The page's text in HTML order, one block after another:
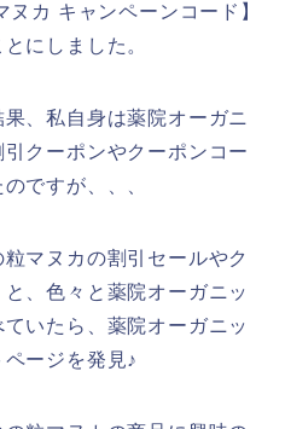
ヌカ キャンペーンコード】
にしました。
、私自身は薬院オーガニ
クーポンやクーポンコー
ですが、、、
マヌカの割引セールやク
、色々と薬院オーガニッ
いたら、薬院オーガニッ
ージを発見♪